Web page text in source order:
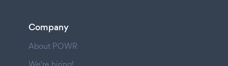
Company
About POWR